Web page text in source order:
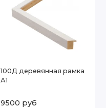
100Д деревянная рамка
А1
9500 руб